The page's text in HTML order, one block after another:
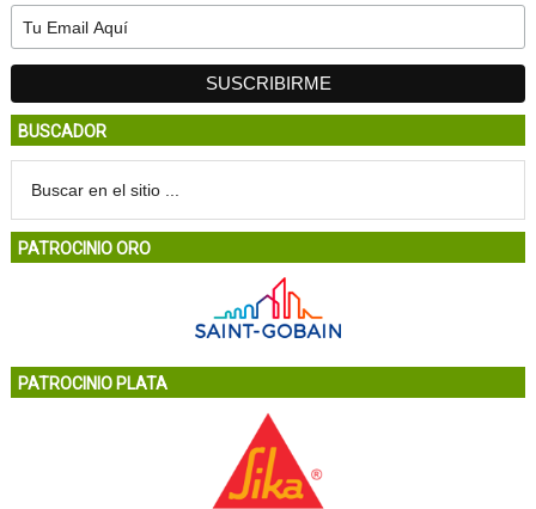
BUSCADOR
PATROCINIO ORO
PATROCINIO PLATA